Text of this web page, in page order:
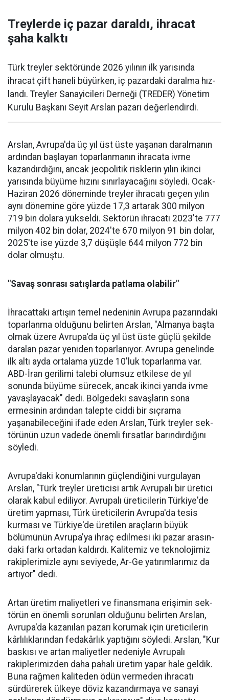
Treylerde iç pazar daraldı, ihracat
şaha kalktı
Türk treyler sektöründe 2026 yılının ilk yarısın­da
ihracat çift haneli bü­yürken, iç pazardaki daralma hız­
landı. Treyler Sanayicileri Der­neği (TREDER) Yönetim
Kurulu Başkanı Seyit Arslan pazarı değerlendirdi.
Arslan, Avrupa'da üç yıl üst üste yaşanan daralma­nın
ardından başlayan toparlan­manın ihracata ivme
kazandır­dığını, ancak jeopolitik riskle­rin yılın ikinci
yarısında büyüme hızını sınırlayacağını söyledi. Ocak-
Haziran 2026 döneminde treyler ihracatı geçen yılın
aynı dönemine göre yüzde 17,3 artarak 300 milyon
719 bin dolara yüksel­di. Sektörün ihracatı 2023'te 777
milyon 402 bin dolar, 2024'te 670 milyon 91 bin dolar,
2025'te ise yüzde 3,7 düşüşle 644 milyon 772 bin
dolar olmuştu.
"Savaş sonrası satışlarda patlama olabilir"
İhracattaki artışın temel nede­ninin Avrupa pazarındaki
topar­lanma olduğunu belirten Arslan, "Almanya başta
olmak üzere Av­rupa'da üç yıl üst üste güçlü şe­kilde
daralan pazar yeniden to­parlanıyor. Avrupa genelinde
ilk altı ayda ortalama yüzde 10'luk toparlanma var.
ABD-İran geri­limi talebi olumsuz etkilese de yıl
sonunda büyüme sürecek, ancak ikinci yarıda ivme
yavaşlayacak" dedi. Bölgedeki savaşların sona
ermesinin ardından talepte ciddi bir sıçrama
yaşanabileceğini ifa­de eden Arslan, Türk treyler sek­
törünün uzun vadede önemli fır­satlar barındırdığını
söyledi.
Avrupa'daki konumlarının güçlendiğini vurgulayan
Arslan, "Türk treyler üreticisi artık Avru­palı bir üretici
ola­rak kabul ediliyor. Avrupalı üreticile­rin Türkiye'de
üre­tim yapması, Türk üreticilerin Avru­pa'da tesis
kurması ve Türkiye'de üreti­len araçların büyük
bölümünün Avru­pa'ya ihraç edilme­si iki pazar arasın­
daki farkı ortadan kaldırdı. Kalitemiz ve teknolojimiz
ra­kiplerimizle aynı seviyede, Ar-Ge ya­tırımlarımız da
ar­tıyor" dedi.
Artan üretim ma­liyetleri ve finans­mana erişimin sek­
törün en önemli sorunları oldu­ğunu belirten Arslan,
Avrupa'da kazanılan pazarı korumak için üreticilerin
kârlılıklarından fe­dakârlık yaptığını söyledi. Arslan, "Kur
baskısı ve artan maliyetler nedeniyle Avrupalı
rakiplerimiz­den daha pahalı üretim yapar ha­le geldik.
Buna rağmen kaliteden ödün vermeden ihracatı
sürdüre­rek ülkeye döviz kazandırmaya ve sanayi